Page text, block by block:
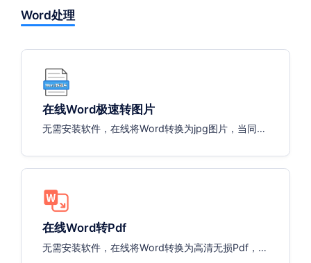
Word处理
在线Word极速转图片
无需安装软件，在线将Word转换为jpg图片，当同一
在线Word转Pdf
无需安装软件，在线将Word转换为高清无损Pdf，支